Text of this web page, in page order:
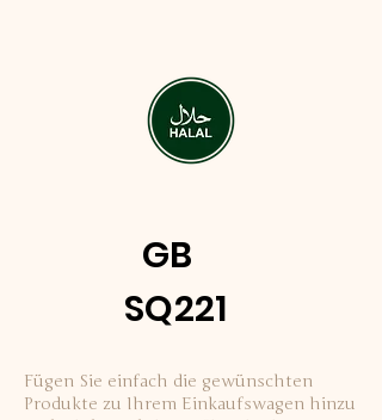
GB
SQ221
Fügen Sie einfach die gewünschten
Produkte zu Ihrem Einkaufswagen hinzu